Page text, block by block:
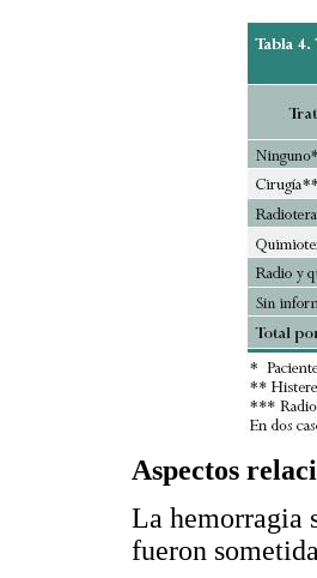
Aspectos
La hemorragia
fueron